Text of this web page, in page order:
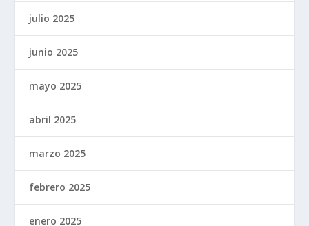
julio 2025
junio 2025
mayo 2025
abril 2025
marzo 2025
febrero 2025
enero 2025